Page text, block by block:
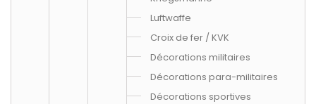
Luftwaffe
Croix de fer / KVK
Décorations militaires
Décorations para-militaires
Décorations sportives